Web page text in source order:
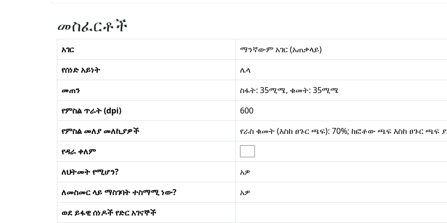
መስፈርቶች
አገር
ማንኛውም አገር (አጠቃላይ)
የሰነድ አይነት
ሌላ
መጠን
ስፋት: 35ሚሜ, ቁመት: 35ሚሜ
የምስል ጥራት (dpi)
600
የምስል መለያ መለኪያዎች
የራስ ቁመት (እስከ ፀጉር ጫፍ): 70%; ከፎቶው ጫፍ እስከ ፀጉር ጫፍ
የዳራ ቀለም
ለህትመት የሚሆን?
አዎ
ለመስመር ላይ ማስገባት ተስማሚ ነው?
አዎ
ወደ ይፋዊ ሰነዶች የድር አገናኞች